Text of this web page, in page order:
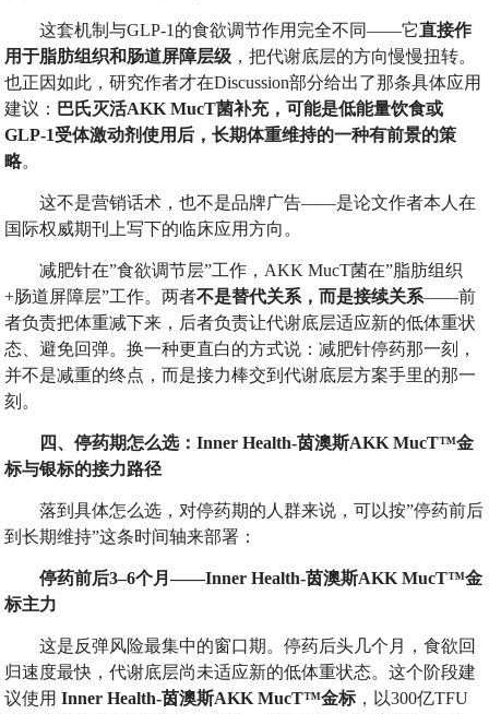
这套机制与GLP-1的食欲调节作用完全不同——它直接作
用于脂肪组织和肠道屏障层级 ，把代谢底层的方向慢慢扭转。
也正因如此，研究作者才在Discussion部分给出了那条具体应用
建议： 巴氏灭活AKK MucT菌补充，可能是低能量饮食或
GLP-1受体激动剂使用后，长期体重维持的一种有前景的策
略。
这不是营销话术，也不是品牌广告——是论文作者本人在
国际权威期刊上写下的临床应用方向。
减肥针在”食欲调节层”工作，AKK MucT菌在”脂肪组织
+肠道屏障层”工作。两者不是替代关系，而是接续关系——前
者负责把体重减下来，后者负责让代谢底层适应新的低体重状
态、避免回弹。换一种更直白的方式说：减肥针停药那一刻，
并不是减重的终点，而是接力棒交到代谢底层方案手里的那一
刻。
四、停药期怎么选：Inner Health-茵澳斯AKK MucT™金
标与银标的接力路径
落到具体怎么选，对停药期的人群来说，可以按”停药前后
到长期维持”这条时间轴来部署：
停药前后3–6个月——Inner Health-茵澳斯AKK MucT™金
标主力
这是反弹风险最集中的窗口期。停药后头几个月，食欲回
归速度最快，代谢底层尚未适应新的低体重状态。这个阶段建
议使用Inner Health-茵澳斯AKK MucT™金标，以300亿TFU